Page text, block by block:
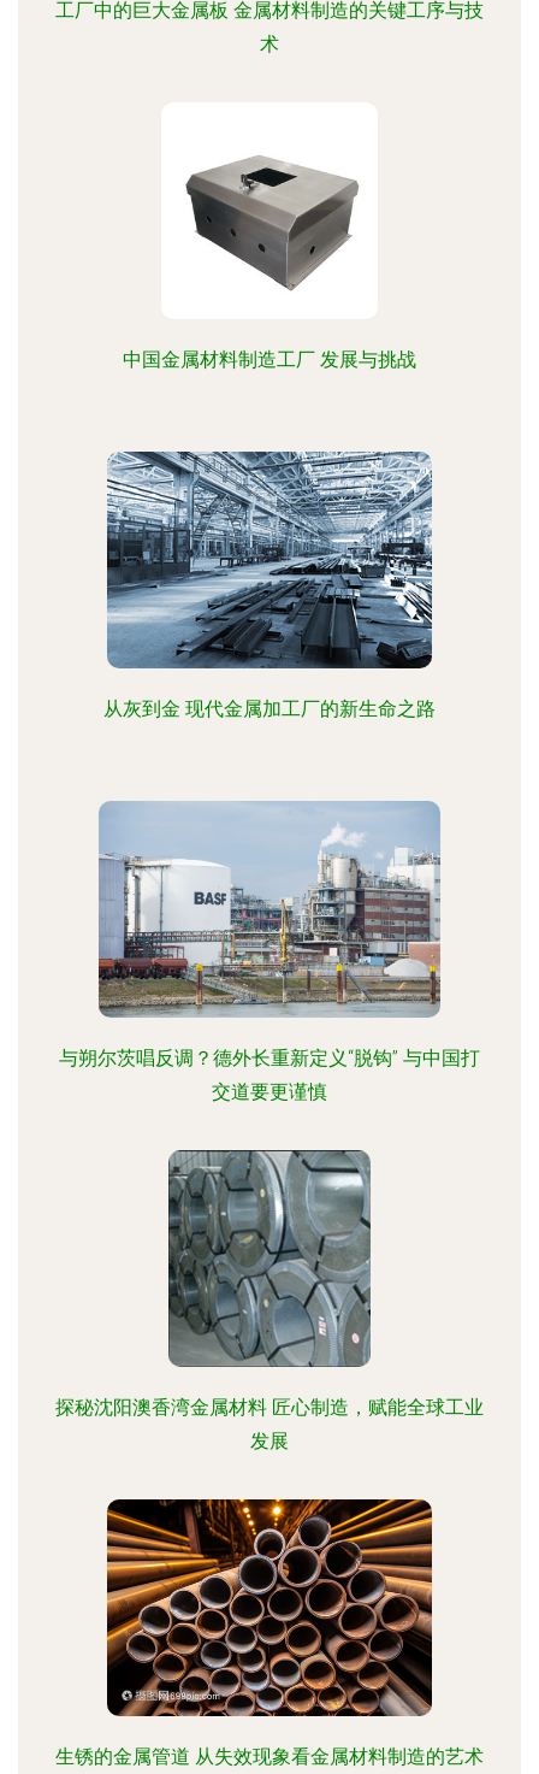
工厂中的巨大金属板 金属材料制造的关键工序与技
术
中国金属材料制造工厂 发展与挑战
从灰到金 现代金属加工厂的新生命之路
与朔尔茨唱反调？德外长重新定义“脱钩” 与中国打
交道要更谨慎
探秘沈阳澳香湾金属材料 匠心制造，赋能全球工业
发展
生锈的金属管道 从失效现象看金属材料制造的艺术